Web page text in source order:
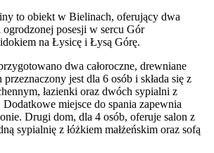
to obiekt w Bielinach, oferujący dwa
ogrodzonej posesji w sercu Gór
na Łysicę i Łysą Górę.
dwa całoroczne, drewniane
jest dla 6 osób i składa się z
łazienki oraz dwóch sypialni z
Dodatkowe miejsce do spania zapewnia
Drugi dom, dla 4 osób, oferuje salon z
sypialnię z łóżkiem małżeńskim oraz sofą